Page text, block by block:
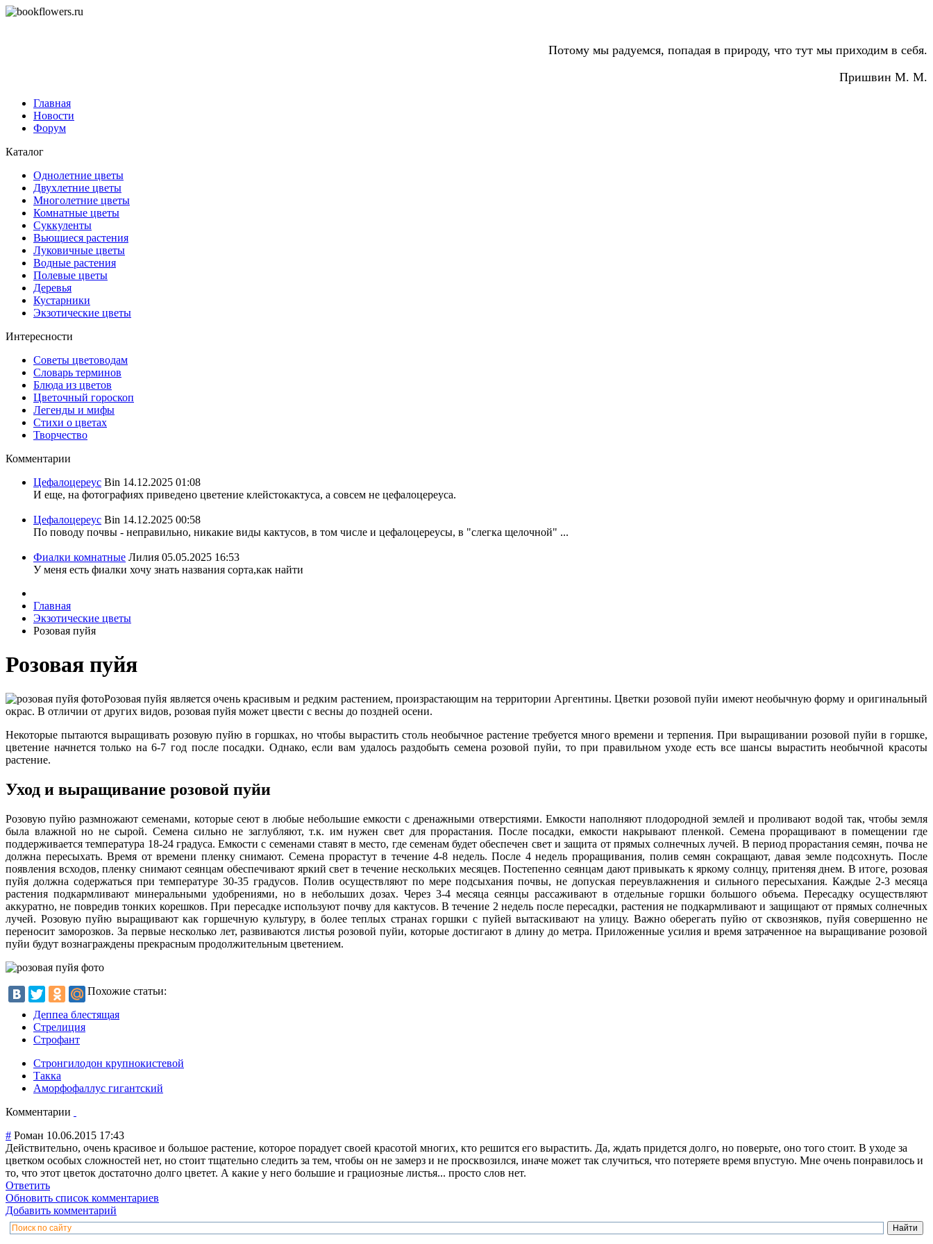
Потому мы радуемся, попадая в природу, что тут мы приходим в себя.
Пришвин М. М.
Главная
Новости
Форум
Каталог
Однолетние цветы
Двухлетние цветы
Многолетние цветы
Комнатные цветы
Суккуленты
Вьющиеся растения
Луковичные цветы
Водные растения
Полевые цветы
Деревья
Кустарники
Экзотические цветы
Интересности
Советы цветоводам
Словарь терминов
Блюда из цветов
Цветочный гороскоп
Легенды и мифы
Стихи о цветах
Творчество
Комментарии
Цефалоцереус Bin 14.12.2025 01:08
И еще, на фотографиях приведено цветение клейстокактуса, а совсем не цефалоцереуса.
Цефалоцереус Bin 14.12.2025 00:58
По поводу почвы - неправильно, никакие виды кактусов, в том числе и цефалоцереусы, в "слегка щелочной" ...
Фиалки комнатные Лилия 05.05.2025 16:53
У меня есть фиалки хочу знать названия сорта,как найти
Главная
Экзотические цветы
Розовая пуйя
Розовая пуйя
Розовая пуйя является очень красивым и редким растением, произрастающим на территории Аргентины. Цветки розовой пуйи имеют необычную форму и оригинальный
окрас. В отличии от других видов, розовая пуйя может цвести с весны до поздней осени.
Некоторые пытаются выращивать розовую пуйю в горшках, но чтобы вырастить столь необычное растение требуется много времени и терпения. При выращивании розовой пуйи в горшке,
цветение начнется только на 6-7 год после посадки. Однако, если вам удалось раздобыть семена розовой пуйи, то при правильном уходе есть все шансы вырастить необычной красоты
растение.
Уход и выращивание розовой пуйи
Розовую пуйю размножают семенами, которые сеют в любые небольшие емкости с дренажными отверстиями. Емкости наполняют плодородной землей и проливают водой так, чтобы земля
была влажной но не сырой. Семена сильно не заглубляют, т.к. им нужен свет для прорастания. После посадки, емкости накрывают пленкой. Семена проращивают в помещении где
поддерживается температура 18-24 градуса. Емкости с семенами ставят в место, где семенам будет обеспечен свет и защита от прямых солнечных лучей. В период прорастания семян, почва не
должна пересыхать. Время от времени пленку снимают. Семена прорастут в течение 4-8 недель. После 4 недель проращивания, полив семян сокращают, давая земле подсохнуть. После
появления всходов, пленку снимают сеянцам обеспечивают яркий свет в течение нескольких месяцев. Постепенно сеянцам дают привыкать к яркому солнцу, притеняя днем. В итоге, розовая
пуйя должна содержаться при температуре 30-35 градусов. Полив осуществляют по мере подсыхания почвы, не допуская переувлажнения и сильного пересыхания. Каждые 2-3 месяца
растения подкармливают минеральными удобрениями, но в небольших дозах. Через 3-4 месяца сеянцы рассаживают в отдельные горшки большого объема. Пересадку осуществляют
аккуратно, не повредив тонких корешков. При пересадке используют почву для кактусов. В течение 2 недель после пересадки, растения не подкармливают и защищают от прямых солнечных
лучей. Розовую пуйю выращивают как горшечную культуру, в более теплых странах горшки с пуйей вытаскивают на улицу. Важно оберегать пуйю от сквозняков, пуйя совершенно не
переносит заморозков. За первые несколько лет, развиваются листья розовой пуйи, которые достигают в длину до метра. Приложенные усилия и время затраченное на выращивание розовой
пуйи будут вознаграждены прекрасным продолжительным цветением.
Похожие статьи:
Деппеа блестящая
Стрелиция
Строфант
Стронгилодон крупнокистевой
Такка
Аморфофаллус гигантский
Комментарии
# Роман 10.06.2015 17:43
Действительно, очень красивое и большое растение, которое порадует своей красотой многих, кто решится его вырастить. Да, ждать придется долго, но поверьте, оно того стоит. В уходе за
цветком особых сложностей нет, но стоит тщательно следить за тем, чтобы он не замерз и не просквозился, иначе может так случиться, что потеряете время впустую. Мне очень понравилось и
то, что этот цветок достаточно долго цветет. А какие у него большие и грациозные листья... просто слов нет.
Ответить
Обновить список комментариев
Добавить комментарий